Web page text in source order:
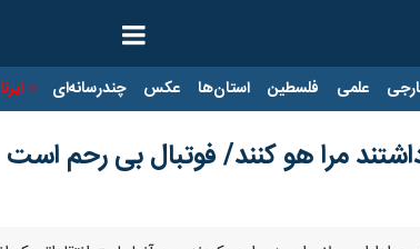
علمی فلسطین استان‌ها عکس چندرسانه‌ای ایرنا TV
مرا هو کنند/ فوتبال بی رحم است